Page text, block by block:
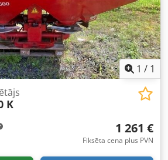
1 / 1
K
1 261 €
Fiksēta cena plus PVN